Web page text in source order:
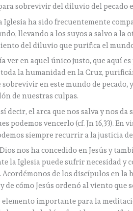
para sobrevivir del diluvio del pecado
Iglesia ha sido frecuentemente
llevando a los suyos a salvo a
del diluvio que purifica el
ver en aquel único justo, que aquí
la humanidad en la Cruz,
sobrevivir en este mundo de
de nuestras culpas.
decir, el arca que nos salva y nos
podemos vencerlo (cf. Jn 16,33).
siempre recurrir a la justicia
nos ha concedido en Jesús y
la Iglesia puede sufrir necesidad y
Acordémonos de los discípulos en la
de cómo Jesús ordenó al viento que
importante para la